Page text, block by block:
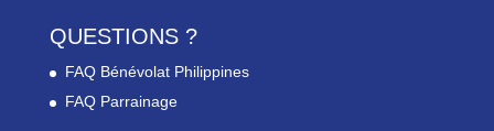
QUESTIONS ?
FAQ Bénévolat Philippines
FAQ Parrainage